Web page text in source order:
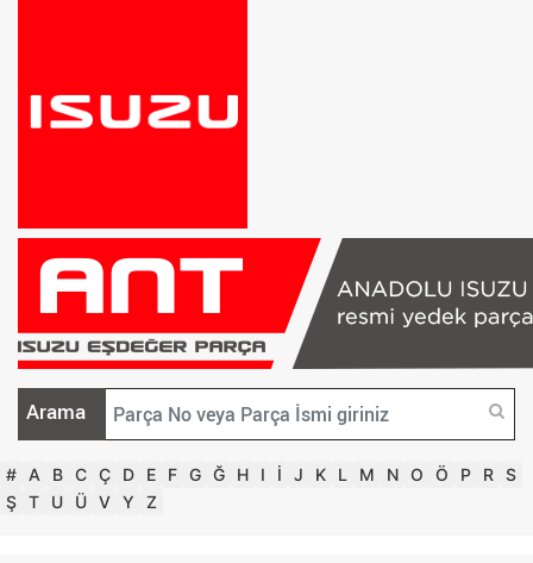
Arama
# A B C Ç D E F G Ğ H I İ J K L M N O Ö P R S
Ş T U Ü V Y Z